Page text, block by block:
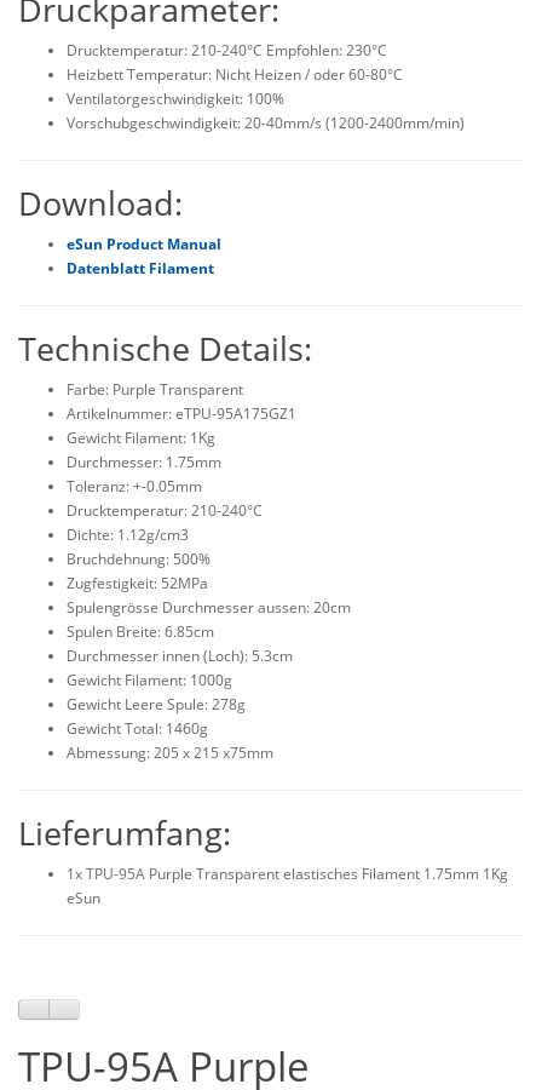
Druckparameter:
Drucktemperatur: 210-240°C Empfohlen: 230°C
Heizbett Temperatur: Nicht Heizen / oder 60-80°C
Ventilatorgeschwindigkeit: 100%
Vorschubgeschwindigkeit: 20-40mm/s (1200-2400mm/min)
Download:
eSun Product Manual
Datenblatt Filament
Technische Details:
Farbe: Purple Transparent
Artikelnummer: eTPU-95A175GZ1
Gewicht Filament: 1Kg
Durchmesser: 1.75mm
Toleranz: +-0.05mm
Drucktemperatur: 210-240°C
Dichte: 1.12g/cm3
Bruchdehnung: 500%
Zugfestigkeit: 52MPa
Spulengrösse Durchmesser aussen: 20cm
Spulen Breite: 6.85cm
Durchmesser innen (Loch): 5.3cm
Gewicht Filament: 1000g
Gewicht Leere Spule: 278g
Gewicht Total: 1460g
Abmessung: 205 x 215 x75mm
Lieferumfang:
1x TPU-95A Purple Transparent elastisches Filament 1.75mm 1Kg
eSun
TPU-95A Purple